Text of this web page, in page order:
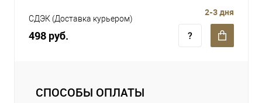
СДЭК (Доставка курьером)
498 руб.
2-3 дня
СПОСОБЫ ОПЛАТЫ